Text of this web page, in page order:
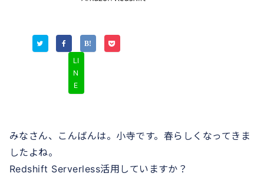
LI
N
E
みなさん、こんばんは。小寺です。春らしくなってきま
したよね。
Redshift Serverless活用していますか？